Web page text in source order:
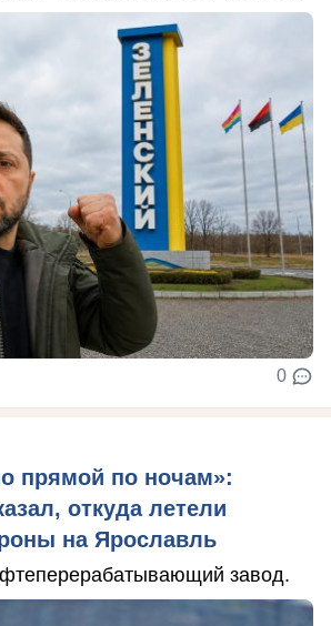
0
прямой по ночам»:
откуда летели
на Ярославль
завод.